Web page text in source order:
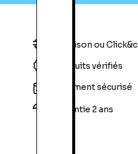
Livraison ou
Produits vérifiés
Paiement sécurisé
Garantie 2 ans